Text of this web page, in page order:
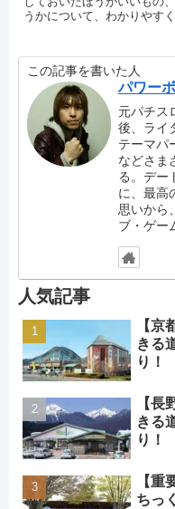
うかについて、わかりやす
この記事を書いた人
パワー
元パチス
後、ライ
テーマパ
などさま
る。デー
に、最高
思いから
ブ・ゲー
人気記事
【京
きる
り！
【長
きる
り！
【重
ちっ